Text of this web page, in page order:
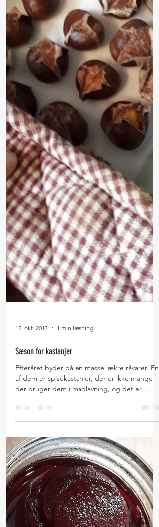
12. okt. 2017 1 min læsning
Sæson for kastanjer
Efteråret byder på en masse lækre råvarer. En
af dem er spisekastanjer, der er ikke mange